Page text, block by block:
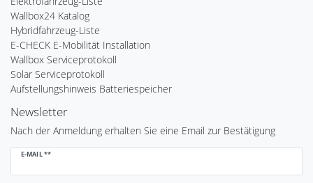
Wallbox24 Katalog
Hybridfahrzeug-Liste
E-CHECK E-Mobilität Installation
Wallbox Serviceprotokoll
Solar Serviceprotokoll
Aufstellungshinweis Batteriespeicher
Newsletter
Nach der Anmeldung erhalten Sie eine Email zur Bestätigung
E-MAIL **
Newsletter